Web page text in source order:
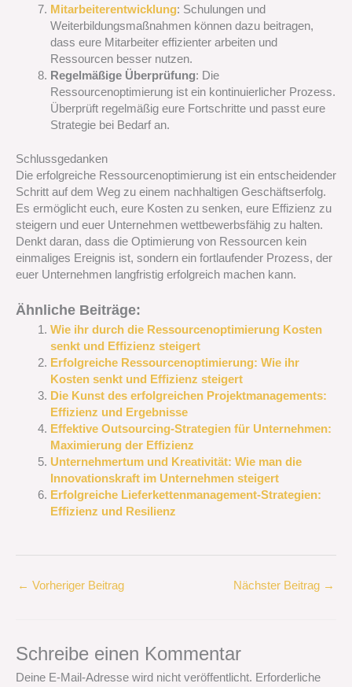
Mitarbeiterentwicklung: Schulungen und
Weiterbildungsmaßnahmen können dazu beitragen,
dass eure Mitarbeiter effizienter arbeiten und
Ressourcen besser nutzen.
Regelmäßige Überprüfung: Die
Ressourcenoptimierung ist ein kontinuierlicher Prozess.
Überprüft regelmäßig eure Fortschritte und passt eure
Strategie bei Bedarf an.
Schlussgedanken
Die erfolgreiche Ressourcenoptimierung ist ein entscheidender
Schritt auf dem Weg zu einem nachhaltigen Geschäftserfolg.
Es ermöglicht euch, eure Kosten zu senken, eure Effizienz zu
steigern und euer Unternehmen wettbewerbsfähig zu halten.
Denkt daran, dass die Optimierung von Ressourcen kein
einmaliges Ereignis ist, sondern ein fortlaufender Prozess, der
euer Unternehmen langfristig erfolgreich machen kann.
Ähnliche Beiträge:
Wie ihr durch die Ressourcenoptimierung Kosten
senkt und Effizienz steigert
Erfolgreiche Ressourcenoptimierung: Wie ihr
Kosten senkt und Effizienz steigert
Die Kunst des erfolgreichen Projektmanagements:
Effizienz und Ergebnisse
Effektive Outsourcing-Strategien für Unternehmen:
Maximierung der Effizienz
Unternehmertum und Kreativität: Wie man die
Innovationskraft im Unternehmen steigert
Erfolgreiche Lieferkettenmanagement-Strategien:
Effizienz und Resilienz
← Vorheriger Beitrag Nächster Beitrag →
Schreibe einen Kommentar
Deine E-Mail-Adresse wird nicht veröffentlicht. Erforderliche